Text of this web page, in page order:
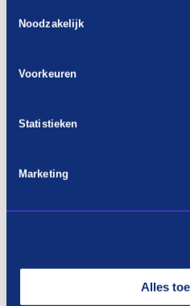
Noodzakelijk
Voorkeuren
Statistieken
Marketing
Alles
de betaalmethode. Ons
Na de eerste betaling
verdeeld over twee
en 60 dagen een
onthouden van de
alvast wat mooie
overige bedrag van de